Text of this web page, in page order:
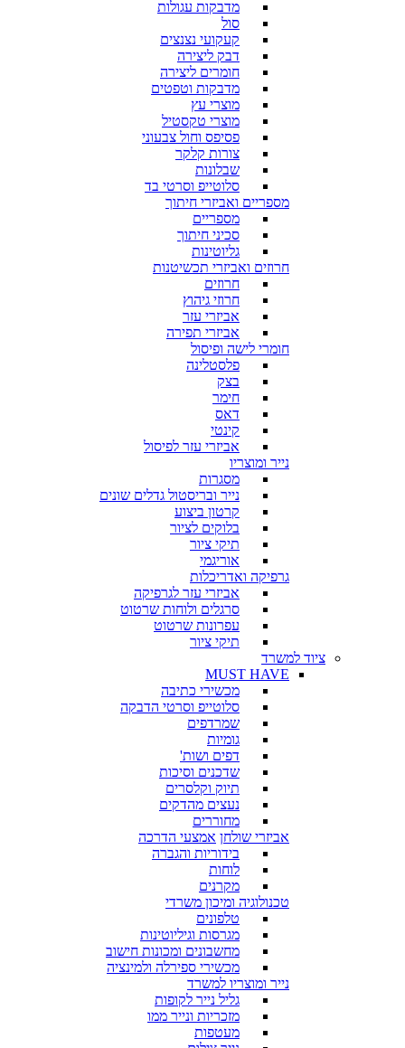
מדבקות עגולות
סול
קעקועי נצנצים
דבק ליצירה
חומרים ליצירה
מדבקות וטפטים
מוצרי עץ
מוצרי טקסטיל
פסיפס וחול צבעוני
צורות קלקר
שבלונות
סלוטייפ וסרטי בד
מספריים ואביזרי חיתוך
מספריים
סכיני חיתוך
גליוטינות
חרוזים ואביזרי תכשיטנות
חרוזים
חרוזי גיהוץ
אביזרי עזר
אביזרי תפירה
חומרי לישה ופיסול
פלסטלינה
בצק
חימר
דאס
קינטי
אביזרי עזר לפיסול
נייר ומוצריו
מסגרות
נייר ובריסטול גדלים שונים
קרטון ביצוע
בלוקים לציור
תיקי ציור
אוריגמי
גרפיקה ואדריכלות
אביזרי עזר לגרפיקה
סרגלים ולוחות שרטוט
עפרונות שרטוט
תיקי ציור
ציוד למשרד
MUST HAVE
מכשירי כתיבה
סלוטייפ וסרטי הדבקה
שמרדפים
גומיות
דפים ושות'
שדכנים וסיכות
תיוק וקלסרים
נעצים מהדקים
מחוררים
אביזרי שולחן אמצעי הדרכה
בידוריות והגברה
לוחות
מקרנים
טכנולוגיה ומיכון משרדי
טלפונים
מגרסות וגיליוטינות
מחשבונים ומכונות חישוב
מכשירי ספירלה ולמינציה
נייר ומוצריו למשרד
גליל נייר לקופות
מזכריות ונייר ממו
מעטפות